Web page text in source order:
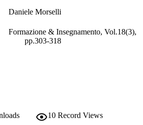
Daniele Morselli
Formazione & Insegnamento, Vol.18(3),
pp.303-318
10 Record Views